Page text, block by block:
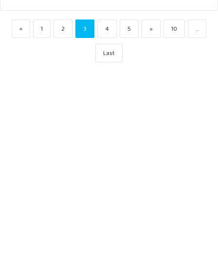
« 1 2 3 4 5 » 10 ...
Last